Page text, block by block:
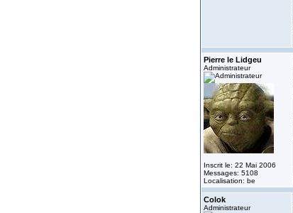
Pierre le Lidgeu
Administrateur
Inscrit le: 22 Mai 2006
Messages: 5108
Localisation: be
Colok
Administrateur